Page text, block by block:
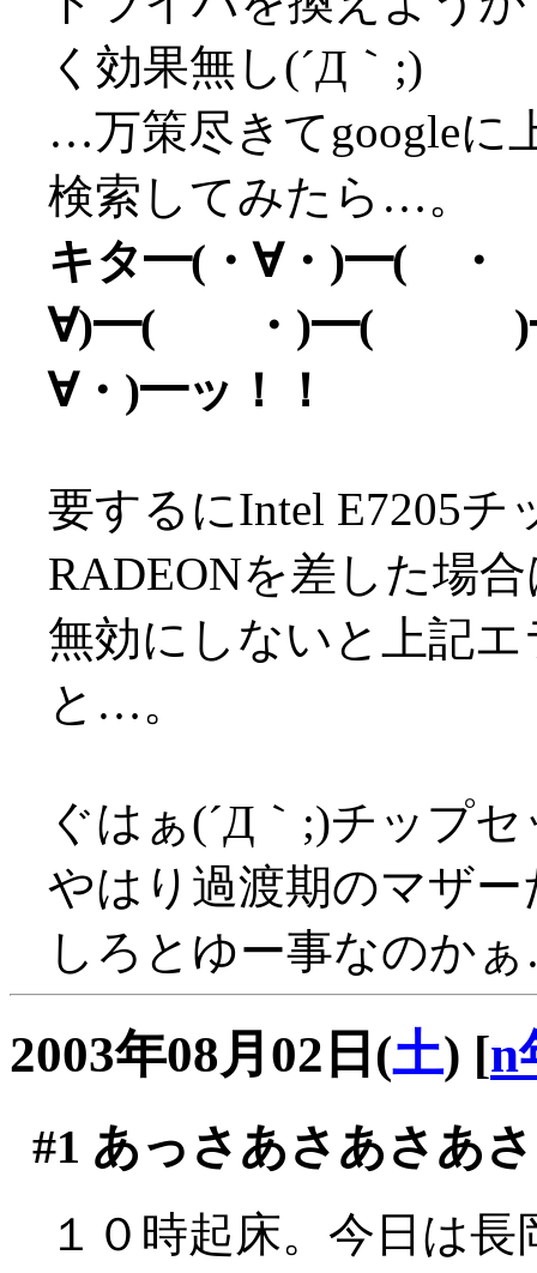
く効果無し(´Д｀;)
…万策尽きてgoogleに
検索してみたら…。
キタ━(・∀・)━( ・
∀)━( ・)━(
∀・)━ッ！！
要するにIntel E7205
RADEONを差した場
無効にしないと上記
と…。
ぐはぁ(´Д｀;)チップ
やはり過渡期のマザ
しろとゆー事なのか
2003年08月02日(土) [n
#1 あっさあさあさあ
１０時起床。今日は